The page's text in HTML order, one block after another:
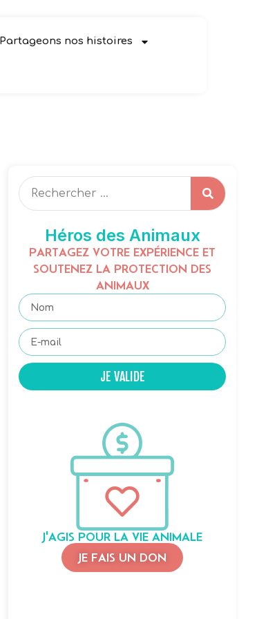
Partageons nos histoires
Héros des Animaux
PARTAGEZ VOTRE EXPÉRIENCE ET
SOUTENEZ LA PROTECTION DES
ANIMAUX
JE VALIDE
J'AGIS POUR LA VIE ANIMALE
JE FAIS UN DON